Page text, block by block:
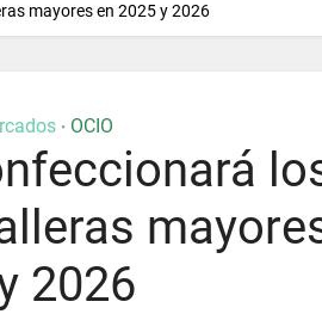
mayores en 2025 y 2026
• OCIO
2026